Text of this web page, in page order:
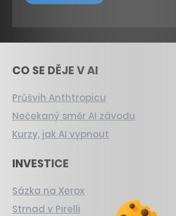
CO SE DĚJE V AI
Průšvih Anthtropicu
Nečekaný směr AI závodu
Kurzy, jak AI vypnout
INVESTICE
Sázka na Xerox
Strnad v Pirelli